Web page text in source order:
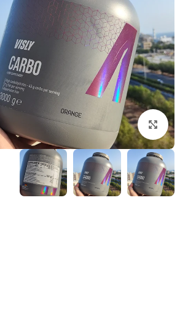
بزرگنمایی تصویر